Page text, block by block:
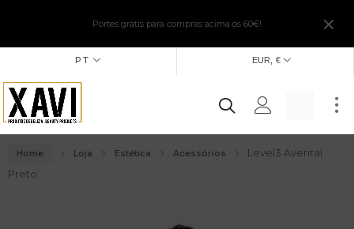
Portes grátis para compras acima os 60€!
PT EUR, €
Home Loja Estética Acessórios
Level3 Avental
Preto